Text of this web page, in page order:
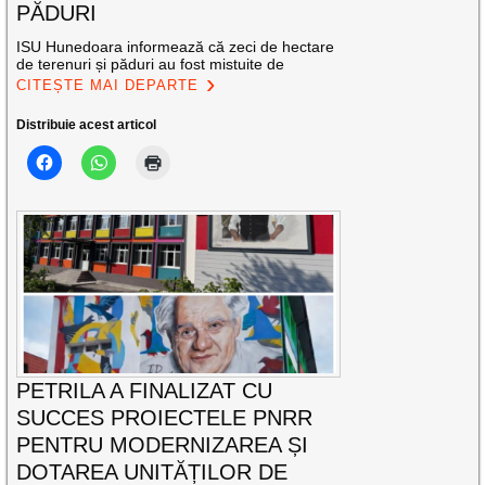
PĂDURI
ISU Hunedoara informează că zeci de hectare
de terenuri și păduri au fost mistuite de
CITEȘTE MAI DEPARTE
Distribuie acest articol
PETRILA A FINALIZAT CU
SUCCES PROIECTELE PNRR
PENTRU MODERNIZAREA ȘI
DOTAREA UNITĂȚILOR DE